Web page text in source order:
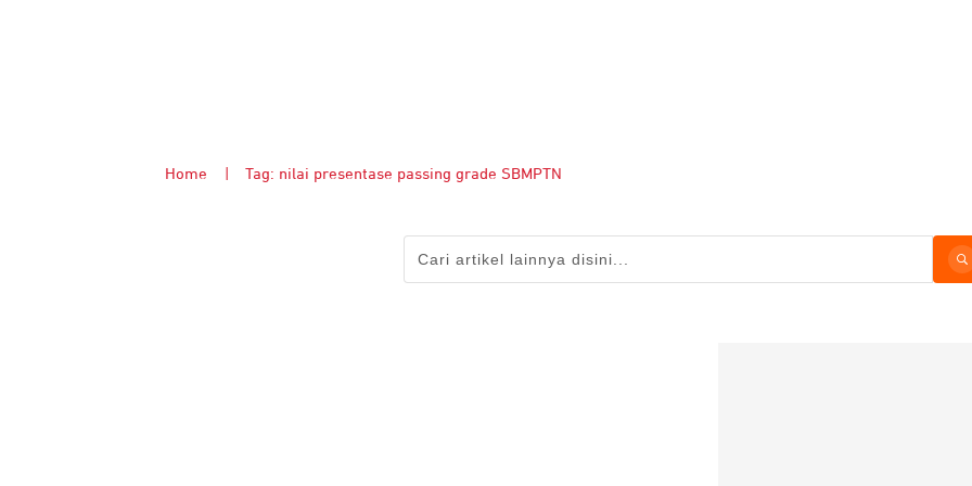
Home Tag: nilai presentase passing grade SBMPTN